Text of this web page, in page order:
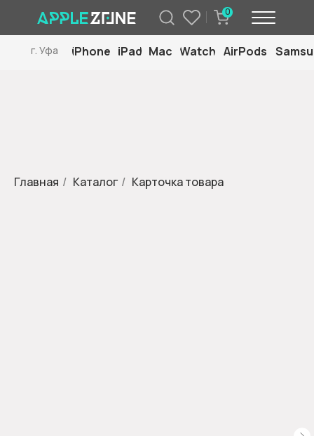
0
iPhone iPad Mac Watch AirPods
г. Уфа
Главная / Каталог / Карточка товара